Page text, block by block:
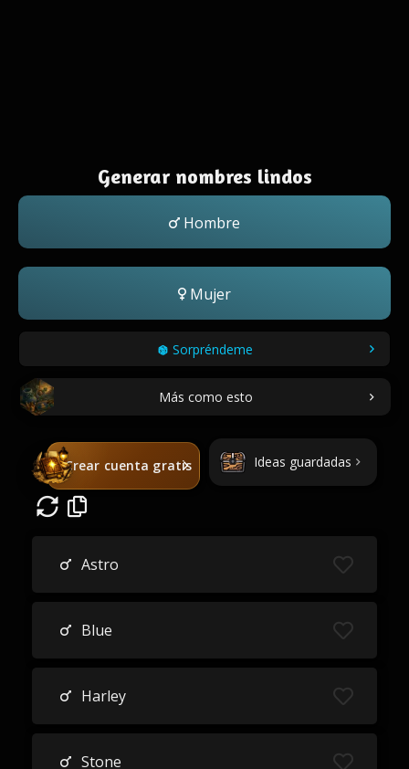
Generar nombres lindos
Hombre
Mujer
Sorpréndeme
Más como esto
Crear cuenta gratis Ideas guardadas
Astro
Blue
Harley
Stone